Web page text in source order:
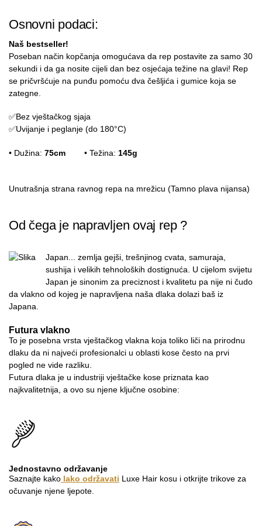
Osnovni podaci:
Naš bestseller!
Poseban način kopčanja omogućava da rep postavite za samo 30
sekundi i da ga nosite cijeli dan bez osjećaja težine na glavi! Rep
se pričvršćuje na punđu pomoću dva češljića i gumice koja se
zategne.
✅Bez vještačkog sjaja
✅Uvijanje i peglanje (do 180°C)
• Dužina: 75cm • Težina: 145g
Unutrašnja strana ravnog repa na mrežicu (Tamno plava nijansa)
Od čega je napravljen ovaj rep ?
Japan... zemlja gejši, trešnjinog cvata, samuraja,
sushija i velikih tehnoloških dostignuća. U cijelom svijetu
Japan je sinonim za preciznost i kvalitetu pa nije ni čudo
da vlakno od kojeg je napravljena naša dlaka dolazi baš iz
Japana.
Futura vlakno
To je posebna vrsta vještačkog vlakna koja toliko liči na prirodnu
dlaku da ni najveći profesionalci u oblasti kose često na prvi
pogled ne vide razliku.
Futura dlaka je u industriji vještačke kose priznata kao
najkvalitetnija, a ovo su njene ključne osobine:
Jednostavno održavanje
Saznajte kako lako održavati Luxe Hair kosu i otkrijte trikove za
očuvanje njene ljepote.